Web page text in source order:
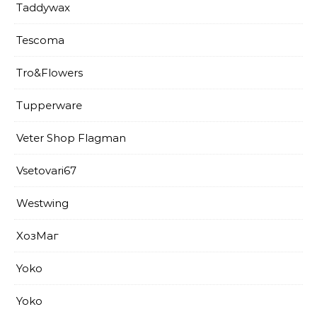
Taddywax
Tescoma
Tro&Flowers
Tupperware
Veter Shop Flagman
Vsetovari67
Westwing
XoзМаг
Yoko
Yoko